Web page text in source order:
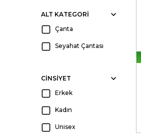
ALT KATEGORİ
Çanta
Seyahat Çantası
CINSIYET
Erkek
Kadın
Unisex